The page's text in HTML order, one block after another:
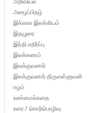
அழைப்பிதழ்
இக்கால இலக்கியம்
இதழுரை
இந்தி எதிர்ப்பு
இலக்கணம்
இலக்குவனார்
இலக்குவனார் திருவள்ளுவன்
ஈழம்
உண்மைக்கதை
உரை / சொற்பொழிவு